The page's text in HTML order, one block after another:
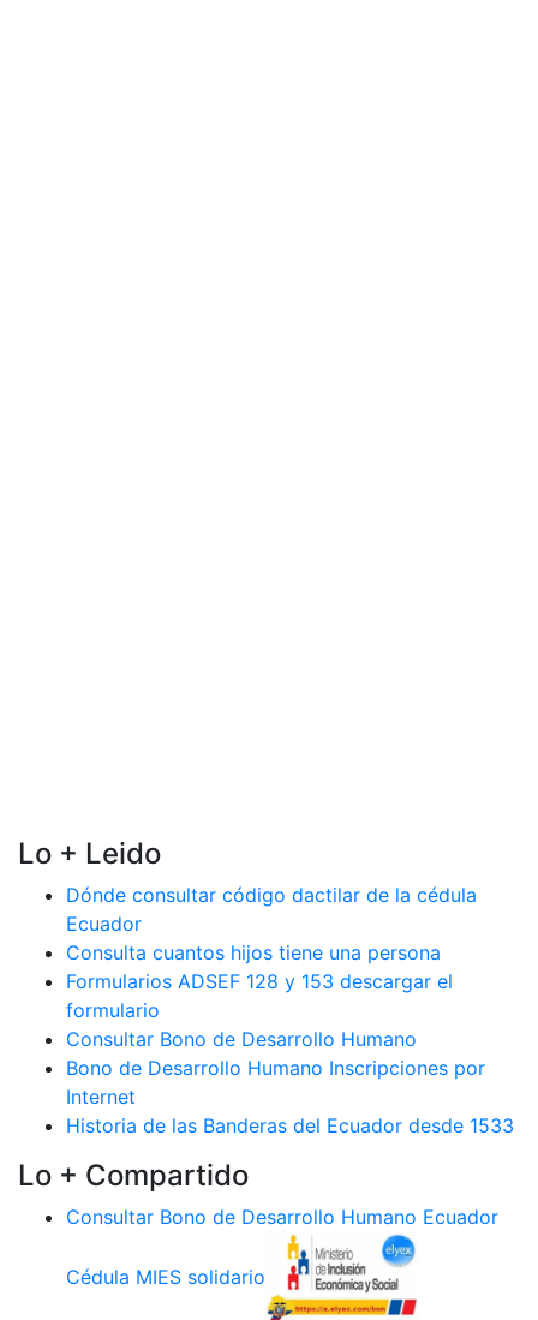
Lo + Leido
Dónde consultar código dactilar de la cédula
Ecuador
Consulta cuantos hijos tiene una persona
Formularios ADSEF 128 y 153 descargar el
formulario
Consultar Bono de Desarrollo Humano
Bono de Desarrollo Humano Inscripciones por
Internet
Historia de las Banderas del Ecuador desde 1533
Lo + Compartido
Consultar Bono de Desarrollo Humano Ecuador
Cédula MIES solidario